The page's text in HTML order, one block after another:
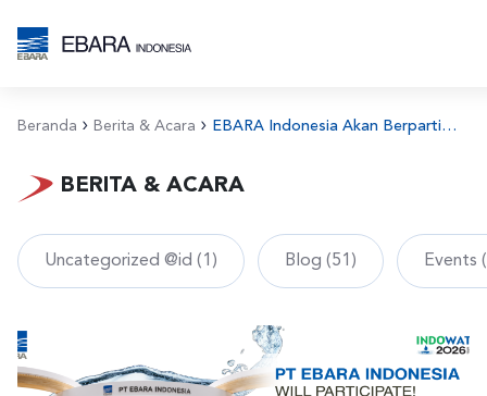
Beranda Berita & Acara EBARA Indonesia Akan Berpartisipasi dalam INDO WATER 2026 Expo & Forum
BERITA & ACARA
Uncategorized @id (1) Blog (51) Events